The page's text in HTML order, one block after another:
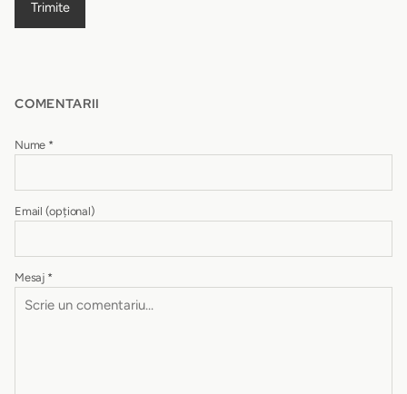
Trimite
COMENTARII
Nume *
Email (opțional)
Mesaj *